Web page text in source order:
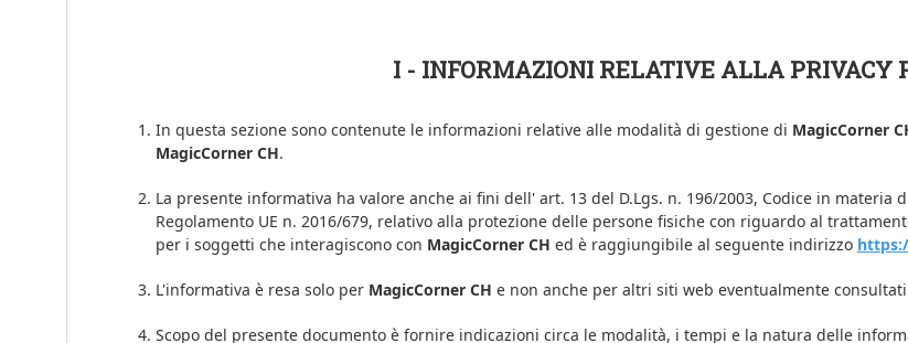
I - INFORMAZIONI RELATIVE ALLA PRIVACY
In questa sezione sono contenute le informazioni relative alle modalità di gestione di MagicCorner
MagicCorner CH.
La presente informativa ha valore anche ai fini dell' art. 13 del D.Lgs. n. 196/2003, Codice in
Regolamento UE n. 2016/679, relativo alla protezione delle persone fisiche con riguardo al
per i soggetti che interagiscono con MagicCorner CH ed è raggiungibile al seguente indirizzo
L'informativa è resa solo per MagicCorner CH e non anche per altri siti web eventualmente
Scopo del presente documento è fornire indicazioni circa le modalità, i tempi e la natura delle